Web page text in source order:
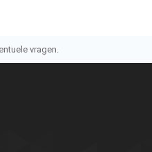
vragen.